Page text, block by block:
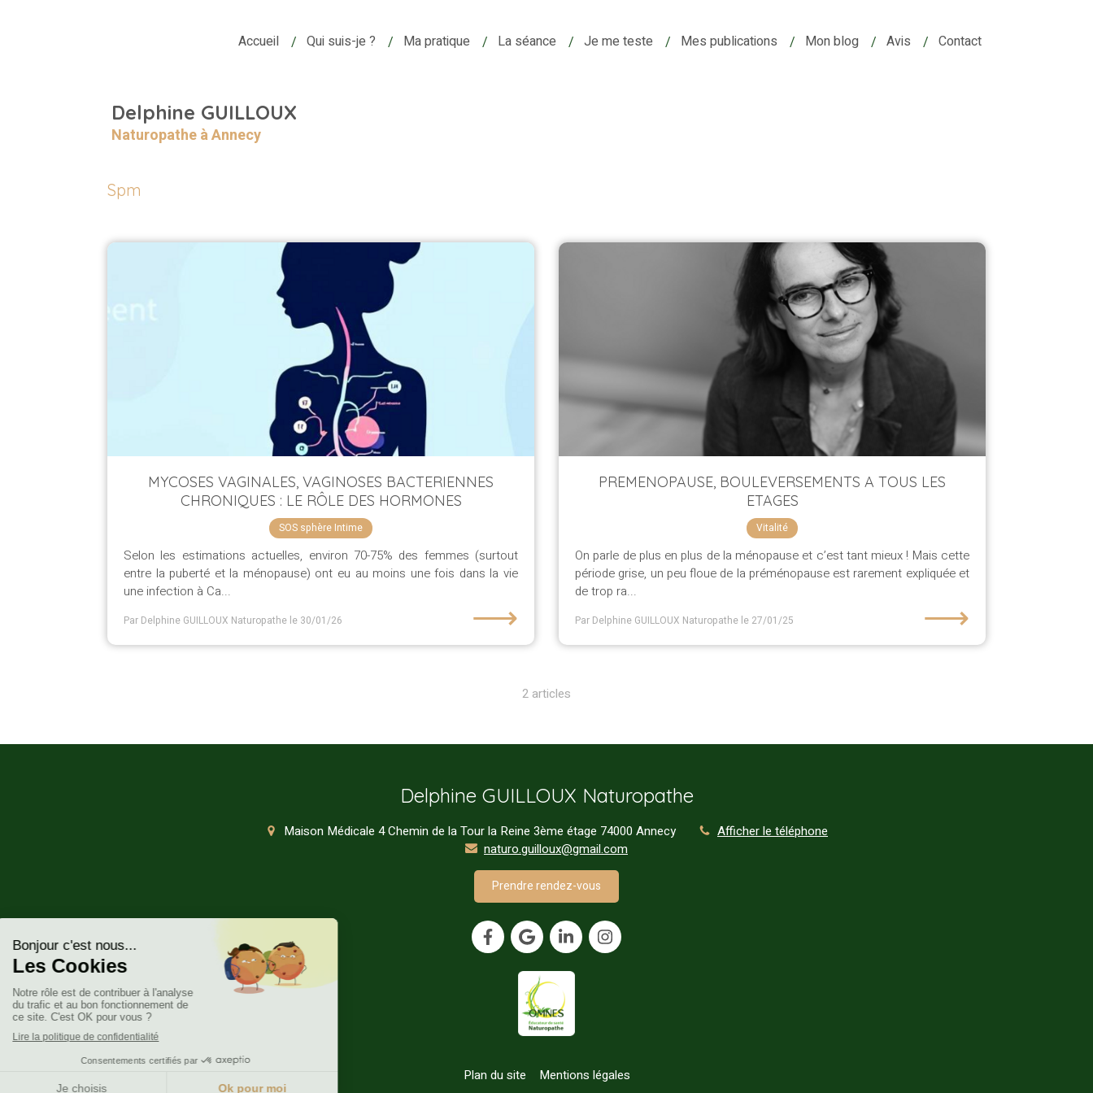
Accueil Qui suis-je ? Ma pratique La séance Je me teste Mes publications Mon blog Avis Contact
Delphine GUILLOUX
Naturopathe à Annecy
Spm
MYCOSES VAGINALES, VAGINOSES BACTERIENNES
CHRONIQUES : LE RÔLE DES HORMONES
SOS sphère Intime
Selon les estimations actuelles, environ 70-75% des femmes (surtout
entre la puberté et la ménopause) ont eu au moins une fois dans la vie
une infection à Ca...
Par Delphine GUILLOUX Naturopathe le 30/01/26 ⟶
PREMENOPAUSE, BOULEVERSEMENTS A TOUS LES
ETAGES
Vitalité
On parle de plus en plus de la ménopause et c’est tant mieux ! Mais cette
période grise, un peu floue de la préménopause est rarement expliquée et
de trop ra...
Par Delphine GUILLOUX Naturopathe le 27/01/25 ⟶
2 articles
Delphine GUILLOUX Naturopathe
Maison Médicale 4 Chemin de la Tour la Reine 3ème étage 74000 Annecy
Afficher le téléphone
naturo.guilloux@gmail.com
Prendre rendez-vous
Plan du site Mentions légales